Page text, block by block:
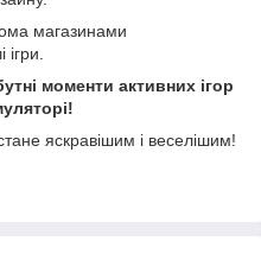
магазинами
моменти активних ігор
яскравішим і веселішим!